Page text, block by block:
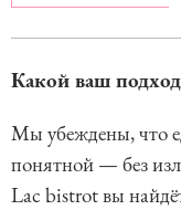
Какой ваш
Мы убеждены, что
понятной — без
Lac bistrot вы